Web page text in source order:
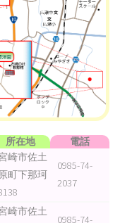
所在地 電話
崎市佐土
原町下那珂
0985-74-
2037
崎市佐土
0985-74-